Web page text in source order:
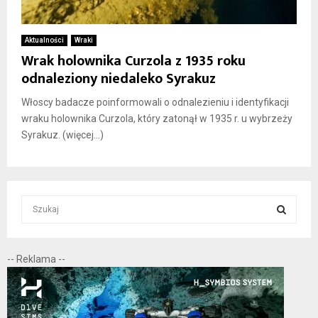
Aktualności Wraki
Wrak holownika Curzola z 1935 roku
odnaleziony niedaleko Syrakuz
Włoscy badacze poinformowali o odnalezieniu i identyfikacji
wraku holownika Curzola, który zatonął w 1935 r. u wybrzeży
Syrakuz. (więcej…)
c
h
f
o
E
A
-- Reklama --